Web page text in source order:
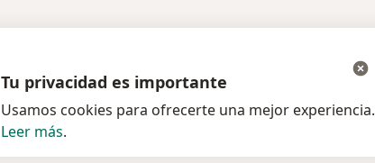
Tu privacidad es importante
Usamos cookies para ofrecerte una mejor experiencia.
Leer más.